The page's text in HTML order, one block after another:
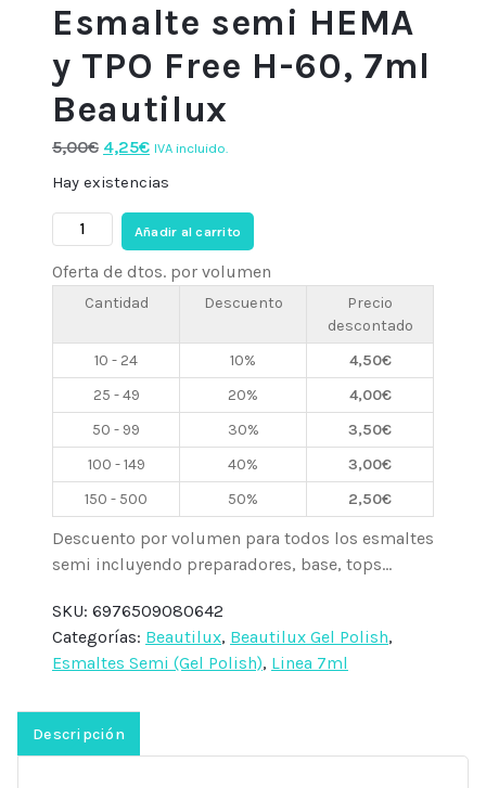
Esmalte semi HEMA
y TPO Free H-60, 7ml
Beautilux
5,00€ El
precio
era:
5,00€.
4,25€El
precio
es:
4,25€.
IVA incluido.
Hay existencias
Esmalte
semi
HEMA
H-
Beautilux
cantidad
Añadir al carrito
Oferta de dtos. por volumen
Cantidad Descuento
Precio
descontado
10 - 24
10% 4,50€
25 - 49
20% 4,00€
50 - 99
30% 3,50€
100 - 149
40% 3,00€
150 - 500
50% 2,50€
Descuento por volumen para todos los esmaltes
semi incluyendo preparadores, base, tops...
SKU: 6976509080642
Categorías: Beautilux, Beautilux Gel Polish,
Esmaltes Semi (Gel Polish), Linea 7ml
Descripción